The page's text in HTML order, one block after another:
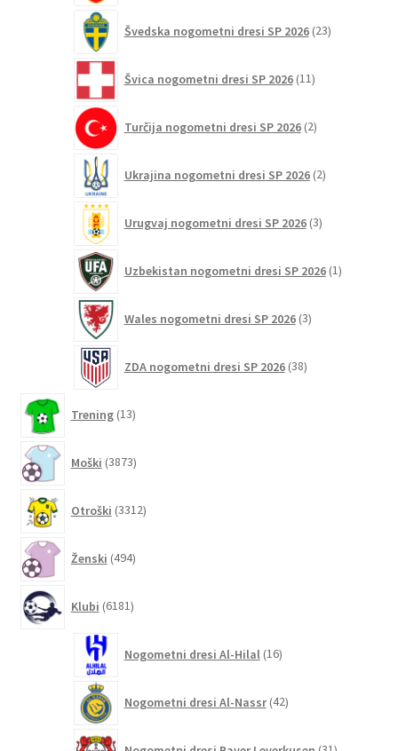
Švedska nogometni dresi SP 2026 23izdelkov
Švica nogometni dresi SP 2026 11izdelkov
Turčija nogometni dresi SP 2026 2izdelka
Ukrajina nogometni dresi SP 2026 2izdelka
Urugvaj nogometni dresi SP 2026 3izdelki
Uzbekistan nogometni dresi SP 2026 1izdelek
Wales nogometni dresi SP 2026 3izdelki
ZDA nogometni dresi SP 2026 38izdelkov
Trening 13izdelkov
Moški 3873izdelkov
Otroški 3312izdelkov
Ženski 494izdelkov
Klubi 6181izdelkov
Nogometni dresi Al-Hilal 16izdelkov
Nogometni dresi Al-Nassr 42izdelkov